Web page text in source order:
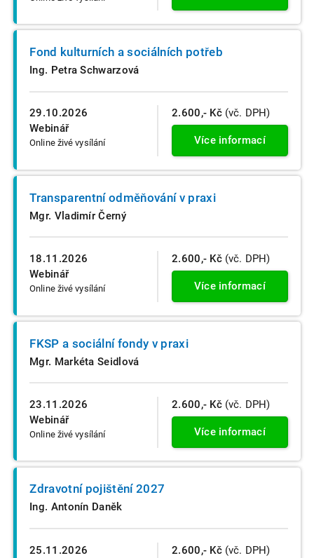
29.10.2026
Webinář
Online živé vysílání
Fond kulturních a sociálních potřeb
Ing. Petra Schwarzová
2.600,- Kč (vč. DPH)
Více informací
18.11.2026
Webinář
Online živé vysílání
Transparentní odměňování v praxi
Mgr. Vladimír Černý
2.600,- Kč (vč. DPH)
Více informací
23.11.2026
Webinář
Online živé vysílání
FKSP a sociální fondy v praxi
Mgr. Markéta Seidlová
2.600,- Kč (vč. DPH)
Více informací
25.11.2026
Zdravotní pojištění 2027
Ing. Antonín Daněk
2.600,- Kč (vč. DPH)